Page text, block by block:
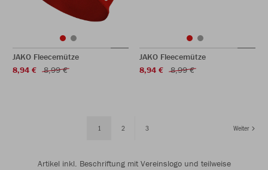
JAKO Fleecemütze
8,94 €
8,99 €
JAKO Fleecemütze
8,94 €
8,99 €
1 2 3 Weiter
Artikel inkl. Beschriftung mit Vereinslogo und teilweise